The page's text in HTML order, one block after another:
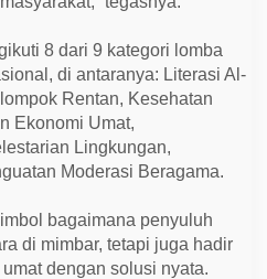
8 dari 9 kategori lomba
di antaranya: Literasi Al-
Rentan, Kesehatan
Ekonomi Umat,
Lingkungan,
Moderasi Beragama.
bagaimana penyuluh
di mimbar, tetapi juga hadir
dengan solusi nyata.